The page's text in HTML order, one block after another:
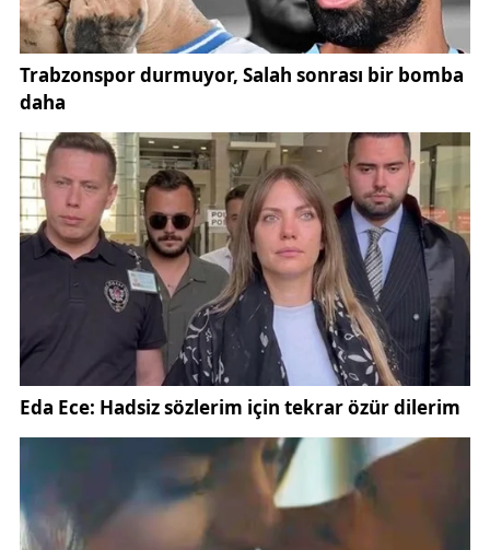
yapmak isteyenler için en güvenilir alternatiflerden
biri.
Google ve YouTube’daki kısa süreli erişim sorunu,
milyonlarca kullanıcıya alternatif arama motorlarının
da var olduğunu hatırlattı. Kullanıcıların özellikle
gizlilik ve entegrasyon odaklı seçeneklere yöneldiği
gözlendi.